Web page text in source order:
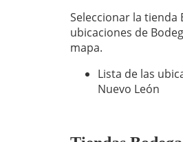
Seleccionar la tienda
ubicaciones de
mapa.
Lista de las
Nuevo León